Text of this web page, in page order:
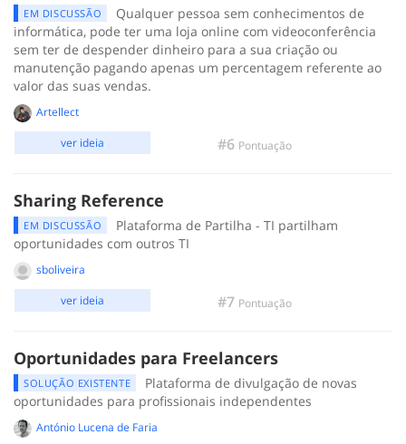
EM DISCUSSÃO
Qualquer pessoa sem conhecimentos de
informática, pode ter uma loja online com videoconferência
sem ter de despender dinheiro para a sua criação ou
manutenção pagando apenas um percentagem referente ao
valor das suas vendas.
Artellect
#6 Pontuação
ver ideia
Sharing Reference
EM DISCUSSÃO
Plataforma de Partilha - TI partilham
oportunidades com outros TI
sboliveira
#7 Pontuação
ver ideia
Oportunidades para Freelancers
SOLUÇÃO EXISTENTE
Plataforma de divulgação de novas
oportunidades para profissionais independentes
António Lucena de Faria